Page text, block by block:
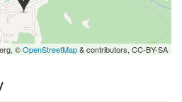
©OpenStreetMap& contributors, CC-BY-SA